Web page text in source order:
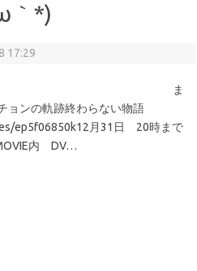
｀*)
17:29
ま
ョンの軌跡終わらない物語
ep5f06850k12月31日 20時まで
内 DV…